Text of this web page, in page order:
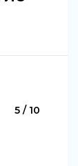
5 / 10